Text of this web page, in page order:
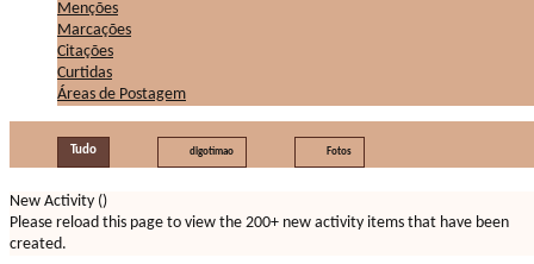
Menções
Marcações
Citações
Curtidas
Áreas de Postagem
Tudo digotimao Fotos
New Activity ()
Please reload this page to view the 200+ new activity items that have been
created.